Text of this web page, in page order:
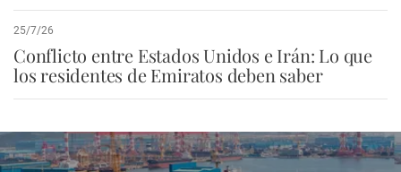
25/7/26
Conflicto entre Estados Unidos e Irán: Lo que
los residentes de Emiratos deben saber